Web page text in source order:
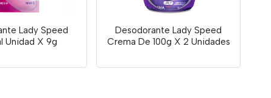
Lady Speed
Unidad X 9g
Desodorante Lady Speed
Crema De 100g X 2 Unidades